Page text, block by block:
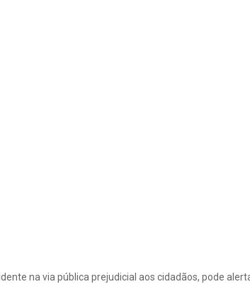
na via pública prejudicial aos cidadãos, pode